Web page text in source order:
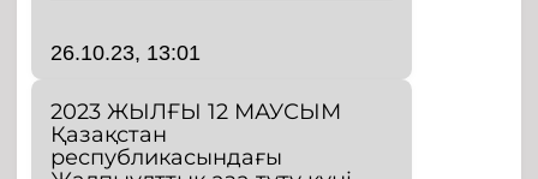
26.10.23, 13:01
2023 ЖЫЛҒЫ 12 МАУСЫМ
Қазақстан
республикасындағы